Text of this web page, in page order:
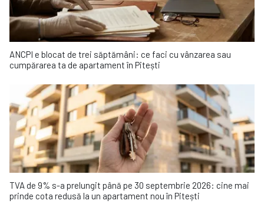
ANCPI e blocat de trei săptămâni: ce faci cu vânzarea sau
cumpărarea ta de apartament în Pitești
TVA de 9% s-a prelungit până pe 30 septembrie 2026: cine mai
prinde cota redusă la un apartament nou în Pitești